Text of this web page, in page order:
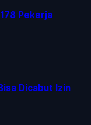
Pekerja
Dicabut Izin